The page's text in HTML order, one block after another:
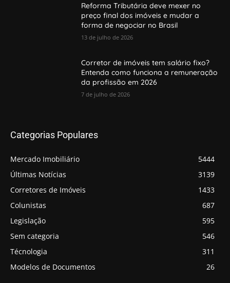
Reforma Tributária deve mexer no
preço final dos imóveis e mudar a
forma de negociar no Brasil
13 de julho de 2026
Corretor de imóveis tem salário fixo?
Entenda como funciona a remuneração
da profissão em 2026
7 de julho de 2026
Categorias Populares
Mercado Imobiliário
5444
Últimas Notícias
3139
Corretores de Imóveis
1433
Colunistas
687
Legislação
595
Sem categoria
546
Técnologia
311
Modelos de Documentos
26